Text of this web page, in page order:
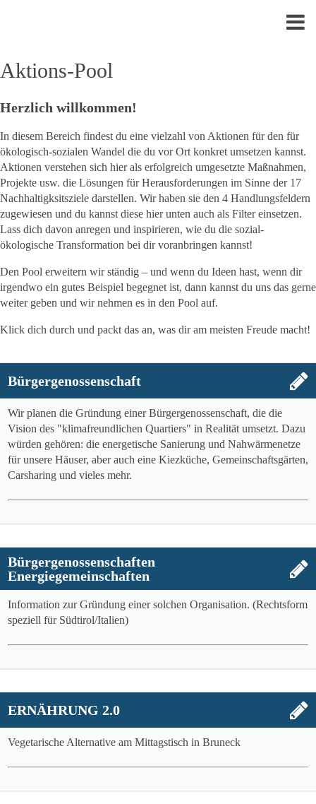
Aktions-Pool
Herzlich willkommen!
In diesem Bereich findest du eine vielzahl von Aktionen für den für
ökologisch-sozialen Wandel die du vor Ort konkret umsetzen kannst.
Aktionen verstehen sich hier als erfolgreich umgesetzte Maßnahmen,
Projekte usw. die Lösungen für Herausforderungen im Sinne der 17
Nachhaltigksitsziele darstellen. Wir haben sie den 4 Handlungsfeldern
zugewiesen und du kannst diese hier unten auch als Filter einsetzen.
Lass dich davon anregen und inspirieren, wie du die sozial-
ökologische Transformation bei dir voranbringen kannst!
Den Pool erweitern wir ständig – und wenn du Ideen hast, wenn dir
irgendwo ein gutes Beispiel begegnet ist, dann kannst du uns das gerne
weiter geben und wir nehmen es in den Pool auf.
Klick dich durch und packt das an, was dir am meisten Freude macht!
Bürgergenossenschaft
Wir planen die Gründung einer Bürgergenossenschaft, die die
Vision des "klimafreundlichen Quartiers" in Realität umsetzt. Dazu
würden gehören: die energetische Sanierung und Nahwärmenetze
für unsere Häuser, aber auch eine Kiezküche, Gemeinschaftsgärten,
Carsharing und vieles mehr.
Bürgergenossenschaften
Energiegemeinschaften
Information zur Gründung einer solchen Organisation. (Rechtsform
speziell für Südtirol/Italien)
ERNÄHRUNG 2.0
Vegetarische Alternative am Mittagstisch in Bruneck